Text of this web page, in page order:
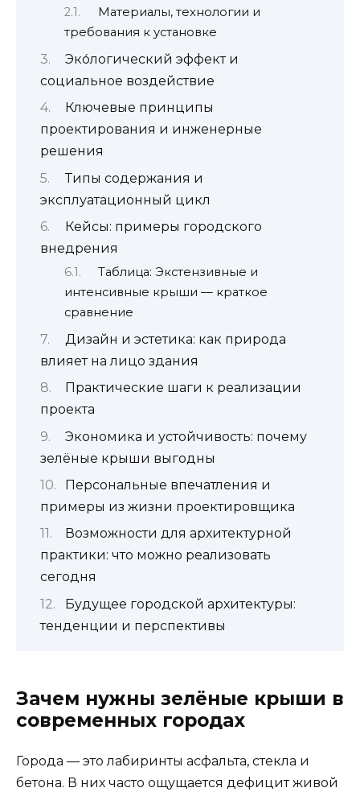
Материалы, технологии и
требования к установке
Эко́логический эффект и
социальное воздействие
Ключевые принципы
проектирования и инженерные
решения
Типы содержания и
эксплуатационный цикл
Кейсы: примеры городского
внедрения
Таблица: Экстензивные и
интенсивные крыши — краткое
сравнение
Дизайн и эстетика: как природа
влияет на лицо здания
Практические шаги к реализации
проекта
Экономика и устойчивость: почему
зелёные крыши выгодны
Персональные впечатления и
примеры из жизни проектировщика
Возможности для архитектурной
практики: что можно реализовать
сегодня
Будущее городской архитектуры:
тенденции и перспективы
Зачем нужны зелёные крыши в
современных городах
Города — это лабиринты асфальта, стекла и
бетона. В них часто ощущается дефицит живой